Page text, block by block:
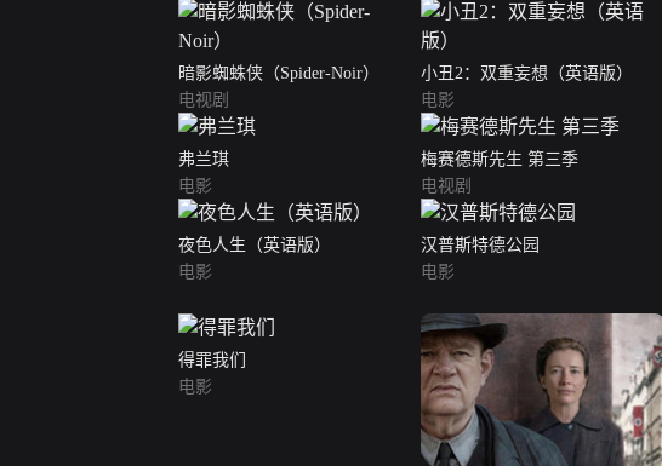
暗影蜘蛛侠（Spider-Noir）
电视剧
小丑2：双重妄想（英语版）
电影
弗兰琪
电影
梅赛德斯先生 第三季
电视剧
夜色人生（英语版）
电影
汉普斯特德公园
电影
得罪我们
电影